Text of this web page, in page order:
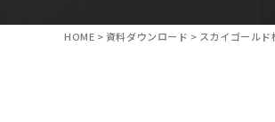
HOME >資料ダウンロード > スカイゴール